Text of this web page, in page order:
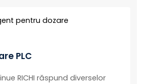
PLC
RICHI răspund diverselor